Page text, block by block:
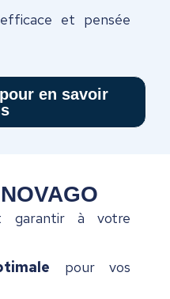
et pensée
en savoir
garantir à votre
pour vos